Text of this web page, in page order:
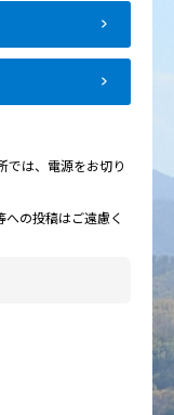
では、電源をお切り
の投稿はご遠慮く